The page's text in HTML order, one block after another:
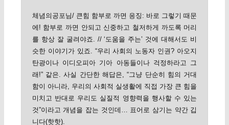
체념의공포님/ 큰힘 함부로 까면 응징: 바로 그렇기 때문
에! 함부로 까면 안되고 신중하고 철저하게 까도록 머리
를 항상 잘 굴려야죠. // ‘도움을 주는’ 것에 대해서도 비
슷한 이야기가 있죠. “우리 사회의 노동자 인권? 아오지
탄광이나 이디오피아 기아 아동들이나 걱정하라고 그
래!” 같은. 사실 간단한 해답은, “그냥 단순히 힘의 거대
함이 아니라, 우리의 사회적 실생활에 직접 가장 큰 힘을
미치고 반대로 우리도 실질적 영향력을 행사할 수 있는
것”이라고 개념을 잡는 것인데… 표어로 삼기는 약간 깁
니다(핫핫).